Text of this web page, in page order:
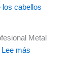
los cabellos
Metal
Lee más